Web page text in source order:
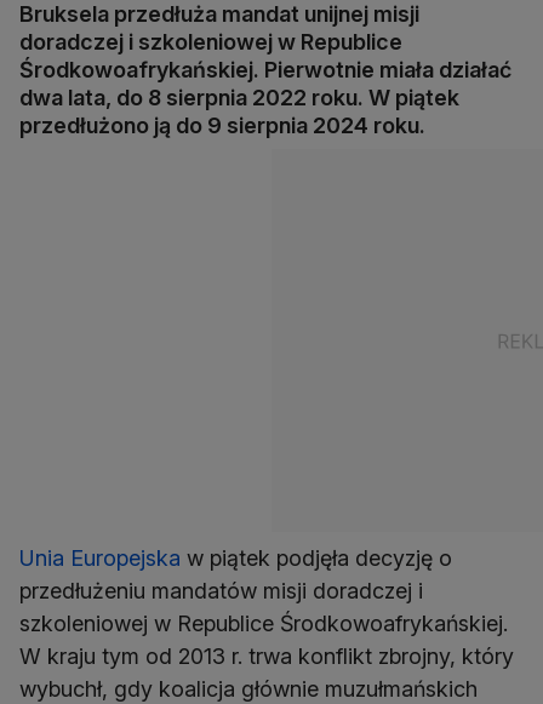
Bruksela przedłuża mandat unijnej misji
doradczej i szkoleniowej w Republice
Środkowoafrykańskiej. Pierwotnie miała działać
dwa lata, do 8 sierpnia 2022 roku. W piątek
przedłużono ją do 9 sierpnia 2024 roku.
Unia Europejska w piątek podjęła decyzję o
przedłużeniu mandatów misji doradczej i
szkoleniowej w Republice Środkowoafrykańskiej.
W kraju tym od 2013 r. trwa konflikt zbrojny, który
wybuchł, gdy koalicja głównie muzułmańskich